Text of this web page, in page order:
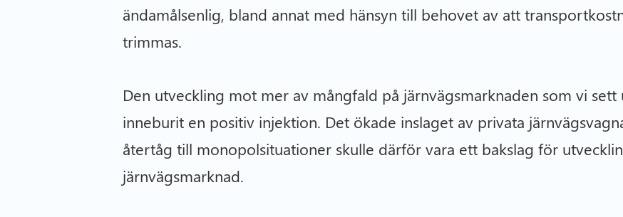
ändamålsenlig, bland annat med hänsyn till behovet av att
trimmas.
Den utveckling mot mer av mångfald på järnvägsmarknaden som vi
inneburit en positiv injektion. Det ökade inslaget av privata
återtåg till monopolsituationer skulle därför vara ett bakslag för
järnvägsmarknad.